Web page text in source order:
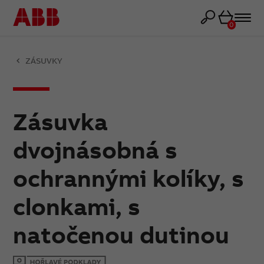
Košík
0
ZÁSUVKY
Zásuvka
dvojnásobná s
ochrannými kolíky, s
clonkami, s
natočenou dutinou